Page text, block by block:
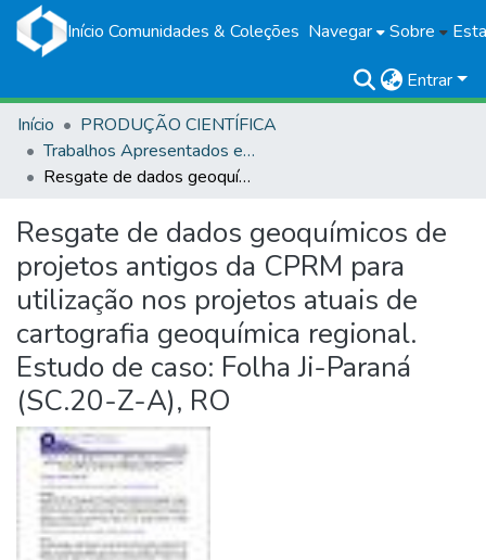
Início Comunidades & Coleções Navegar Sobre
Entrar
Início
PRODUÇÃO CIENTÍFICA
Trabalhos Apresentados em Eventos
Resgate de dados geoquímicos de projetos antigos da CPRM para utilização nos projetos atuais de cartografia geoquímica regional. Estudo de caso: Folha Ji-Paraná (SC.20-Z-A), RO
Resgate de dados geoquímicos de
projetos antigos da CPRM para
utilização nos projetos atuais de
cartografia geoquímica regional.
Estudo de caso: Folha Ji-Paraná
(SC.20-Z-A), RO